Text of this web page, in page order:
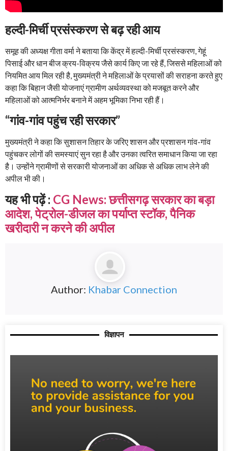
हल्दी-मिर्ची प्रसंस्करण से बढ़ रही आय
समूह की अध्यक्ष गीता वर्मा ने बताया कि केंद्र में हल्दी-मिर्ची प्रसंस्करण, गेहूं
पिसाई और धान बीज क्रय-विक्रय जैसे कार्य किए जा रहे हैं, जिससे महिलाओं को
नियमित आय मिल रही है, मुख्यमंत्री ने महिलाओं के प्रयासों की सराहना करते हुए
कहा कि बिहान जैसी योजनाएं ग्रामीण अर्थव्यवस्था को मजबूत करने और
महिलाओं को आत्मनिर्भर बनाने में अहम भूमिका निभा रही हैं।
“गांव-गांव पहुंच रही सरकार”
मुख्यमंत्री ने कहा कि सुशासन तिहार के जरिए शासन और प्रशासन गांव-गांव
पहुंचकर लोगों की समस्याएं सुन रहा है और उनका त्वरित समाधान किया जा रहा
है। उन्होंने ग्रामीणों से सरकारी योजनाओं का अधिक से अधिक लाभ लेने की
अपील भी की।
यह भी पढ़ें : CG News: छत्तीसगढ़ सरकार का बड़ा
आदेश, पेट्रोल-डीजल का पर्याप्त स्टॉक, पैनिक
खरीदारी न करने की अपील
Author: Khabar Connection
विज्ञापन